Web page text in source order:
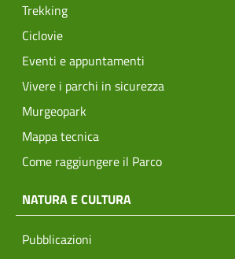
Trekking
Ciclovie
Eventi e appuntamenti
Vivere i parchi in sicurezza
Murgeopark
Mappa tecnica
Come raggiungere il Parco
NATURA E CULTURA
Pubblicazioni